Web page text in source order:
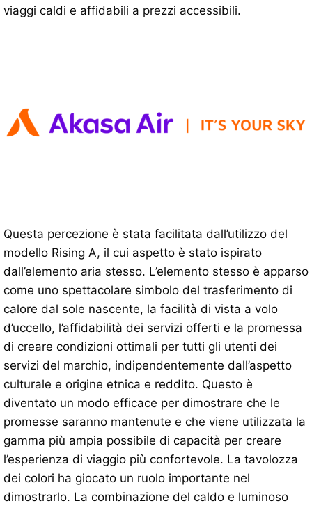
viaggi caldi e affidabili a prezzi accessibili.
Questa percezione è stata facilitata dall’utilizzo del
modello Rising A, il cui aspetto è stato ispirato
dall’elemento aria stesso. L’elemento stesso è apparso
come uno spettacolare simbolo del trasferimento di
calore dal sole nascente, la facilità di vista a volo
d’uccello, l’affidabilità dei servizi offerti e la promessa
di creare condizioni ottimali per tutti gli utenti dei
servizi del marchio, indipendentemente dall’aspetto
culturale e origine etnica e reddito. Questo è
diventato un modo efficace per dimostrare che le
promesse saranno mantenute e che viene utilizzata la
gamma più ampia possibile di capacità per creare
l’esperienza di viaggio più confortevole. La tavolozza
dei colori ha giocato un ruolo importante nel
dimostrarlo. La combinazione del caldo e luminoso